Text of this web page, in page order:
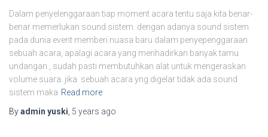
Dalam penyelenggaraan tiap moment acara tentu saja kita benar-
benar memerlukan sound sistem. dengan adanya sound sistem
pada dunia event memberi nuasa baru dalam penyepenggaraan
sebuah acara, apalagi acara yang menhadirkan banyak tamu
undangan , sudah pasti membutuhkan alat untuk mengeraskan
volume suara. jika sebuah acara yng digelar tidak ada sound
sistem maka Read more
Byadmin yuski 5 years ago